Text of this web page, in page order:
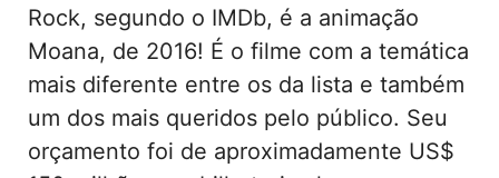
Rock, segundo o IMDb, é a animação
Moana, de 2016! É o filme com a temática
mais diferente entre os da lista e também
um dos mais queridos pelo público. Seu
orçamento foi de aproximadamente US$